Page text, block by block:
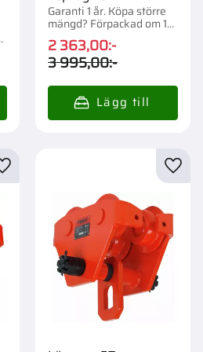
Garanti 1 år. Köpa större
mängd? Förpackad om 1
st.
2 363,00:-
3 995,00:-
Lägg till i favoriter